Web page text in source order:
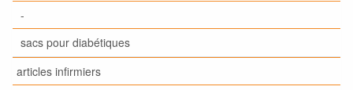
-
sacs pour diabétiques
articles infirmiers